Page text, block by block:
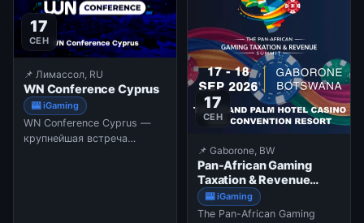
expected to mix networking,
strategic insigh
sector. Designed as an
invitation-only networkin
17
СЕН
📌 Лимассол, RU
WN Conference Cyprus
🎰 iGaming
WN Conference Cyprus —
крупнейшая встреча
17
СЕН
📌 Gaborone, BW
Pan-African Gaming
Taxation & Revenue
Summit 2026
🎰 iGaming
The Pan-African Gaming